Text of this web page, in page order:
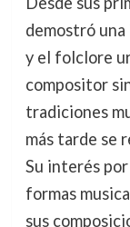
demostró una
y el folclore
compositor
tradiciones
más tarde se
Su interés
formas
sus